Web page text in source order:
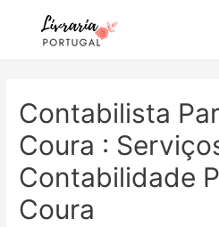
Contabilista
Coura :
Contabilidade
Coura